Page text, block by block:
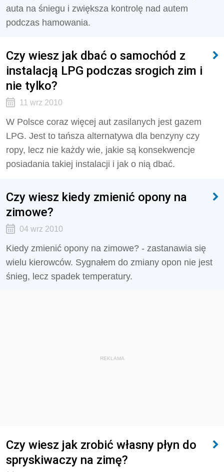
auta na śniegu i zwiększa kontrolę nad autem
podczas hamowania.
Czy wiesz jak dbać o samochód z
instalacją LPG podczas srogich zim i
nie tylko?
11 wrz 2010
W Polsce coraz więcej aut zasilanych jest gazem
LPG. Jest to tańsza alternatywa dla benzyny czy
ropy, lecz nie każdy wie, jakie są konsekwencje
posiadania takiej instalacji i jak o nią dbać.
Czy wiesz kiedy zmienić opony na
zimowe?
04 wrz 2010
Kiedy zmienić opony na zimowe? - zastanawia się
wielu kierowców. Sygnałem do zmiany opon nie jest
śnieg, lecz spadek temperatury.
REKLAMA
Czy wiesz jak zrobić własny płyn do
spryskiwaczy na zimę?